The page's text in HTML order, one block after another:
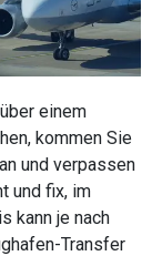
einem
kommen Sie
und verpassen
und fix, im
kann je nach
Transfer